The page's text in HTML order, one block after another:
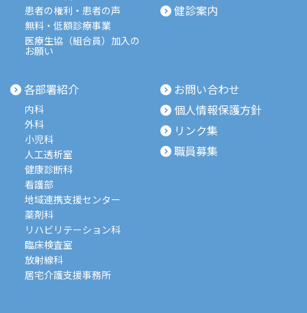
患者の権利・患者の声
無料・低額診療事業
医療生協（組合員）加入の
お願い
健診案内
各部署紹介
内科
外科
小児科
人工透析室
健康診断科
看護部
地域連携支援センター
薬剤科
リハビリテーション科
臨床検査室
放射線科
居宅介護支援事務所
お問い合わせ
個人情報保護方針
リンク集
職員募集